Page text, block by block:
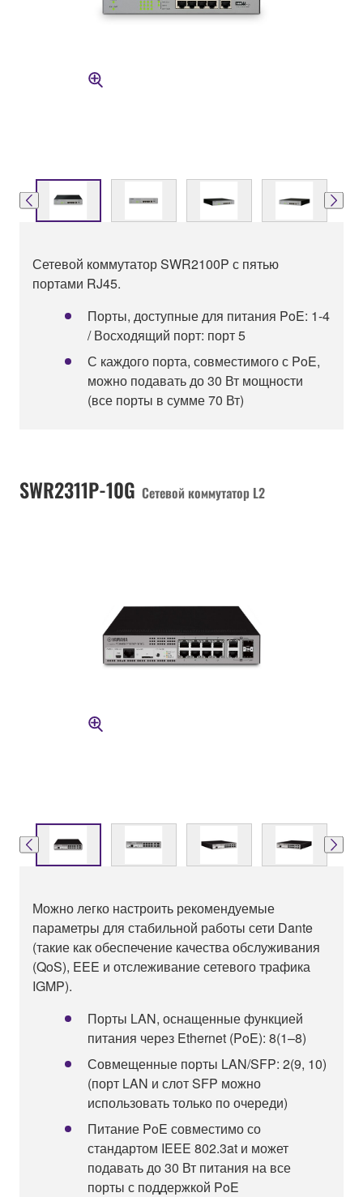
Сетевой коммутатор SWR2100P с пятью
портами RJ45.
Порты, доступные для питания PoE: 1-4
/ Восходящий порт: порт 5
С каждого порта, совместимого с PoE,
можно подавать до 30 Вт мощности
(все порты в сумме 70 Вт)
SWR2311P-10G Сетевой коммутатор L2
Можно легко настроить рекомендуемые
параметры для стабильной работы сети Dante
(такие как обеспечение качества обслуживания
(QoS), EEE и отслеживание сетевого трафика
IGMP).
Порты LAN, оснащенные функцией
питания через Ethernet (PoE): 8(1–8)
Совмещенные порты LAN/SFP: 2(9, 10)
(порт LAN и слот SFP можно
использовать только по очереди)
Питание PoE совместимо со
стандартом IEEE 802.3at и может
подавать до 30 Вт питания на все
порты с поддержкой PoE